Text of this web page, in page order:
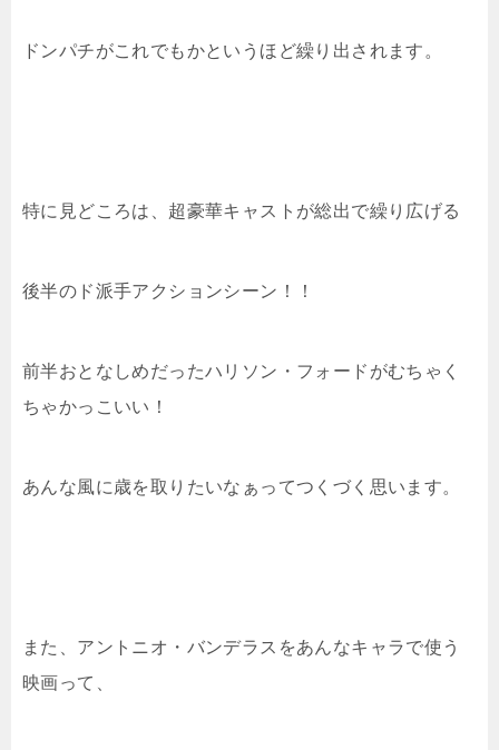
ドンパチがこれでもかというほど繰り出されます。
特に見どころは、超豪華キャストが総出で繰り広げる
後半のド派手アクションシーン！！
前半おとなしめだったハリソン・フォードがむちゃく
ちゃかっこいい！
あんな風に歳を取りたいなぁってつくづく思います。
また、アントニオ・バンデラスをあんなキャラで使う
映画って、